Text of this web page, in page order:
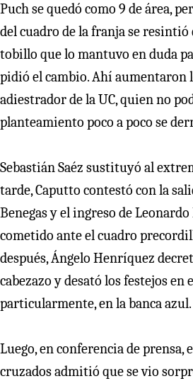
Puch se quedó como 9 de área,
del cuadro de la franja se resintió
tobillo que lo mantuvo en duda
pidió el cambio. Ahí aumentaron
adiestrador de la UC, quien no
planteamiento poco a poco se
Sebastián Saéz sustituyó al
tarde, Caputto contestó con la
Benegas y el ingreso de
cometido ante el cuadro
después, Ángelo Henríquez
cabezazo y desató los festejos en
particularmente, en la banca azul.
Luego, en conferencia de prensa,
cruzados admitió que se vio